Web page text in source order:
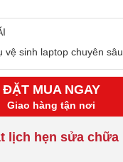
vệ sinh laptop chuyên sâu
ĐẶT MUA NGAY
Giao hàng tận nơi
lịch hẹn sửa chữa